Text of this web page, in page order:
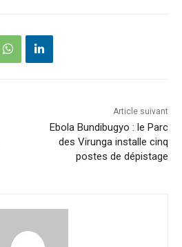
Article suivant
Ebola Bundibugyo : le Parc
des Virunga installe cinq
postes de dépistage